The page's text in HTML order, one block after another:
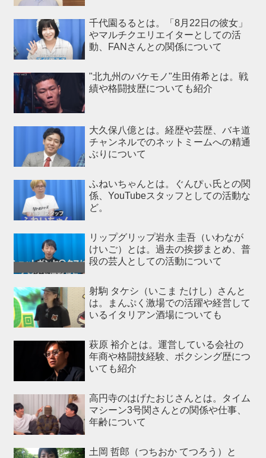
千代園るるとは。「8月22日の彼女」
やマルチクエリエイターとしての活
動、FANさんとの関係について
"北九州のバケモノ"生田侑希とは。戦
績や格闘技歴についても紹介
大久保八億とは。経歴や芸歴、バキ道
チャンネルでのネットミームへの精通
ぶりについて
ふねいちゃんとは。ぐんぴぃ氏との関
係、YouTubeスタッフとしての活動な
ど。
リップグリップ岩永 圭吾（いわなが
けいご）とは。過去の挨拶まとめ、普
段の芸人としての活動について
射駒 タケシ（いこま たけし）さんと
は。まんぷく激場での活躍や経営して
いるイタリアン酒場についても
萩原 裕介とは。運営している会社の
年商や格闘技経験、ボクシング歴につ
いても紹介
高円寺のはげたおじさんとは。タイム
マシーン3号関さんとの関係や仕事、
年齢について
土岡 哲郎（つちおか てつろう）と